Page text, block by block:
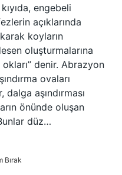
engebeli
açıklarında
koyların
oluşturmalarına
okları” denir. Abrazyon
ovaları
aşındırması
önünde oluşan
düz…
Bırak